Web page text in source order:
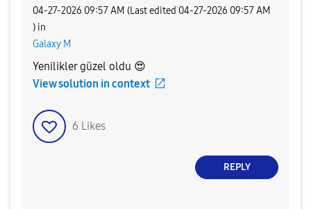
‎04-27-2026 09:57 AM (Last edited ‎04-27-2026 09:57 AM
) in
Galaxy M
Yenilikler güzel oldu 😍
View solution in context
6 Likes
REPLY